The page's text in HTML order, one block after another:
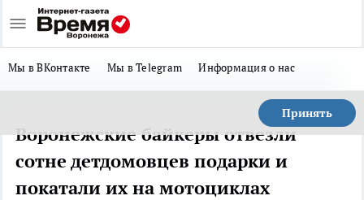
Мы в ВКонтакте Мы в Telegram Информация о нас
Принять
Воронежские байкеры отвезли
сотне детдомовцев подарки и
покатали их на мотоциклах